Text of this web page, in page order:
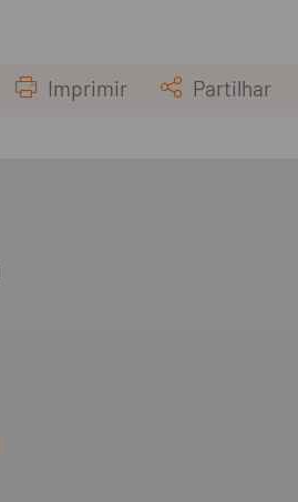
Imprimir Partilhar